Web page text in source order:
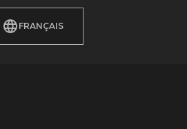
FRANÇAIS